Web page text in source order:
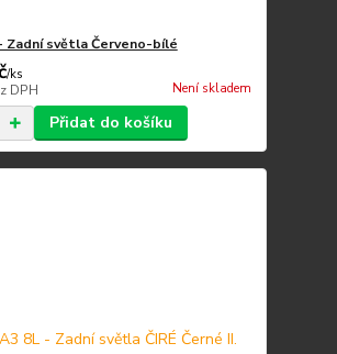
Zadní světla Červeno-bílé
/ks
DPH Není skladem
Přidat do košíku